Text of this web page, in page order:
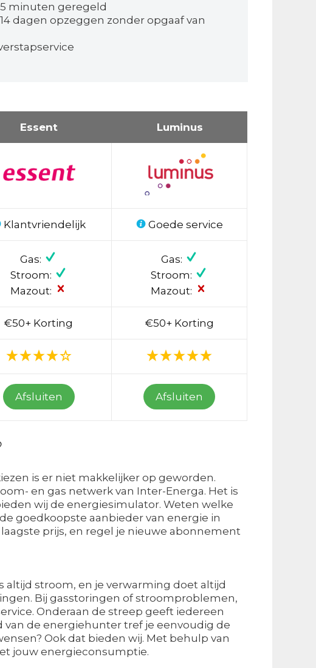
minuten geregeld
dagen opzeggen zonder opgaaf van
Essent Luminus
Klantvriendelijk Goede service
Gas:
Stroom:
Mazout:
Gas:
Stroom:
Mazout:
€50+ Korting €50+ Korting
Afsluiten Afsluiten
is er niet makkelijker op geworden.
en gas netwerk van Inter-Energa. Het is
wij de energiesimulator. Weten welke
goedkoopste aanbieder van energie in
prijs, en regel je nieuwe abonnement
altijd stroom, en je verwarming doet altijd
Bij gasstoringen of stroomproblemen,
Onderaan de streep geeft iedereen
de energiehunter tref je eenvoudig de
Ook dat bieden wij. Met behulp van
jouw energieconsumptie.